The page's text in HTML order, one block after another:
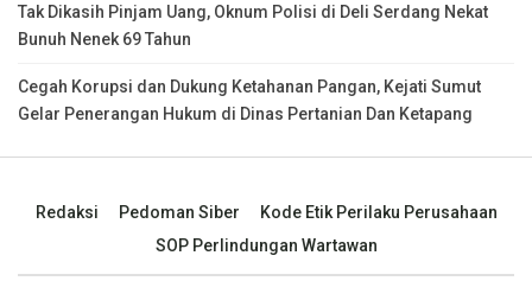
Tak Dikasih Pinjam Uang, Oknum Polisi di Deli Serdang Nekat
Bunuh Nenek 69 Tahun
Cegah Korupsi dan Dukung Ketahanan Pangan, Kejati Sumut
Gelar Penerangan Hukum di Dinas Pertanian Dan Ketapang
Redaksi Pedoman Siber
Kode Etik Perilaku Perusahaan
SOP Perlindungan Wartawan